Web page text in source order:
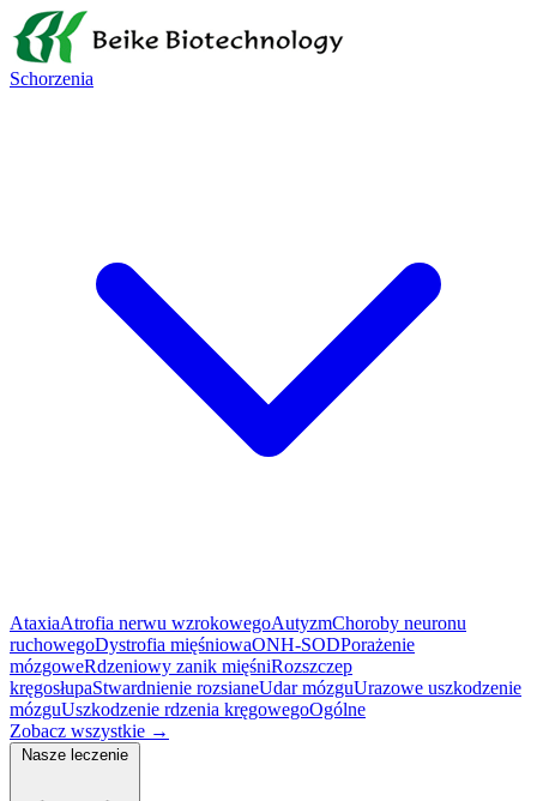
Schorzenia
AtaxiaAtrofia nerwu wzrokowegoAutyzmChoroby neuronu
ruchowegoDystrofia mięśniowaONH-SODPorażenie
mózgoweRdzeniowy zanik mięśniRozszczep
kręgosłupaStwardnienie rozsianeUdar mózguUrazowe uszkodzenie
mózguUszkodzenie rdzenia kręgowegoOgólne
Zobacz wszystkie →